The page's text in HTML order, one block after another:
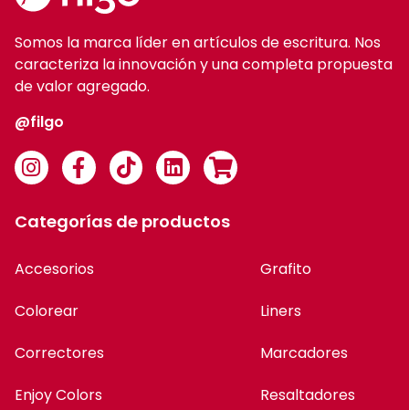
Somos la marca líder en artículos de escritura. Nos
caracteriza la innovación y una completa propuesta
de valor agregado.
@filgo
Categorías de productos
Accesorios
Colorear
Correctores
Enjoy Colors
Grafito
Liners
Marcadores
Resaltadores